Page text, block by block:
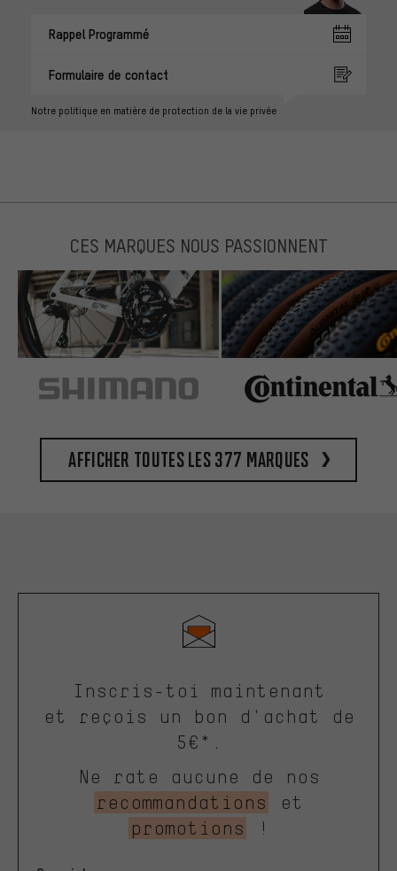
Rappel Programmé
Formulaire de contact
Notre politique en matière de protection de la vie privée
CES MARQUES NOUS PASSIONNENT
Afficher toutes les 377 marques
Inscris-toi maintenant
et reçois un bon d'achat de
5€*.
Ne rate aucune de nos
recommandations
et
promotions
!